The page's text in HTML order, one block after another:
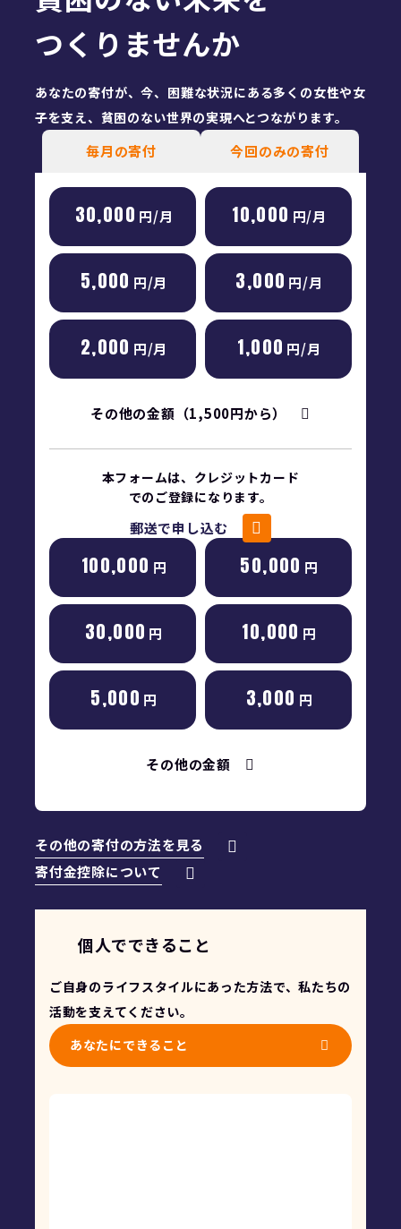
つくりませんか
あなたの寄付が、今、困難な状況にある多くの女性や女
子を支え、貧困のない世界の実現へとつながります。
毎月の寄付 今回のみの寄付
30,000 円/月 10,000 円/月
5,000 円/月 3,000 円/月
2,000 円/月 1,000 円/月
その他の金額（1,500円から）
本フォームは、クレジットカード
でのご登録になります。
郵送で申し込む
100,000 円 50,000 円
30,000 円 10,000 円
5,000 円 3,000 円
その他の金額
その他の寄付の方法を見る
寄付金控除について
個人でできること
ご自身のライフスタイルにあった方法で、私たちの
活動を支えてください。
あなたにできること